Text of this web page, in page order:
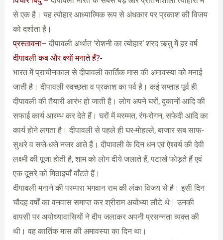
से एक है। यह त्योहार आध्यात्मिक रूप से अंधकार पर प्रकाश की विजय
को दर्शाता है।
प्रस्तावना– दीपावली अर्थात ‘रोशनी का त्योहार’ शरद ऋतु में हर वर्ष
दीपावली कब और क्यों मनाते हैं?-
भारत में प्राचीनकाल से दीपावली कार्तिक मास की अमावस्या को मनाई
जाती है। दीपावली स्वच्छता व प्रकाश का पर्व है। कई सप्ताह पूर्व ही
दीपावली की तैयारी आरंभ हो जाती है। लोग अपने घरों, दुकानों आदि की
सफाई कार्य आरम्भ कर देते हैं। घरों में मरम्मत, रंग-रोगन, सफेदी आदि का
कार्य होने लगता है। दीपावली से पहले ही घर-मोहल्ले, बाजार सब साफ-
सुथरे व सजे-धजे नजर आते हैं। दीपावली के दिन धन एवं ऐश्वर्य की देवी
लक्ष्मी की पूजा होती है, शाम को लोग दीये जलाते हैं, पटाखे फोड़ते हैं एवं
एक-दूसरे को मिठाइयाँ बाँटते हैं।
दीपावली मनाने की परम्परा भगवान राम की लंका विजय से है। इसी दिन
चौदह वर्षों का वनवास समाप्त कर श्रीराम अयोध्या लौटे थे। उनकी
वापसी पर अयोध्यावासियों ने दीप जलाकर अपनी प्रसन्नता व्यक्त की
थी। वह कार्तिक मास की अमावस्या का दिन था।